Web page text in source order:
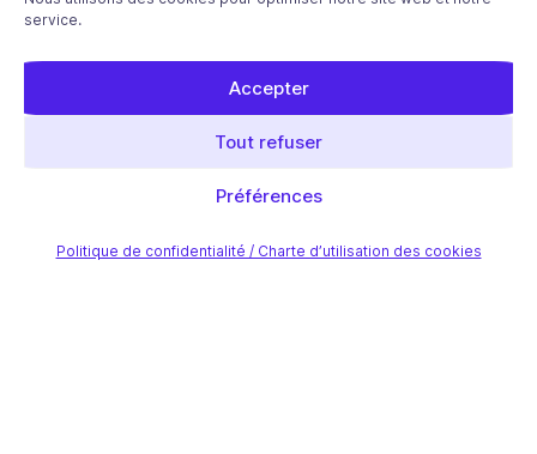
service.
Accepter
Tout refuser
Préférences
Politique de confidentialité / Charte d’utilisation des cookies